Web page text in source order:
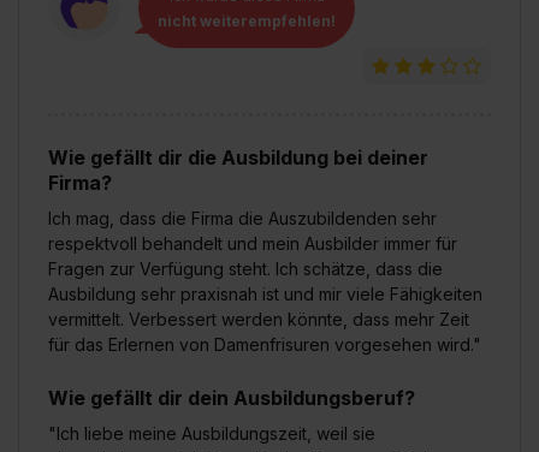
nicht weiterempfehlen!
Wie gefällt dir die Ausbildung bei deiner
Firma?
Ich mag, dass die Firma die Auszubildenden sehr
respektvoll behandelt und mein Ausbilder immer für
Fragen zur Verfügung steht. Ich schätze, dass die
Ausbildung sehr praxisnah ist und mir viele Fähigkeiten
vermittelt. Verbessert werden könnte, dass mehr Zeit
für das Erlernen von Damenfrisuren vorgesehen wird."
Wie gefällt dir dein Ausbildungsberuf?
"Ich liebe meine Ausbildungszeit, weil sie